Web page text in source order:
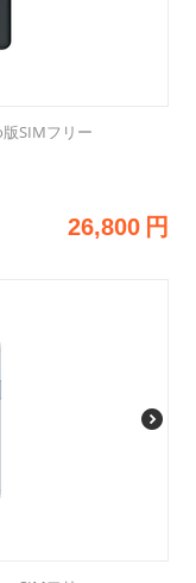
SIMフリー
26,800 円